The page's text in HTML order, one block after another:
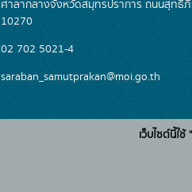
ศาลากลางจังหวัดสมุทรปราการ ถนนสุทธิ
10270
02 702 5021-4
saraban_samutprakan@moi.go.th
เว็บไซต์นี้ใ